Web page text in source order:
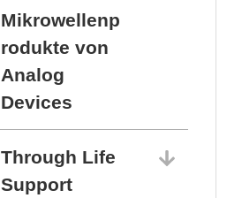
Mikrowellenp
rodukte von
Analog
Devices
Through Life
Support